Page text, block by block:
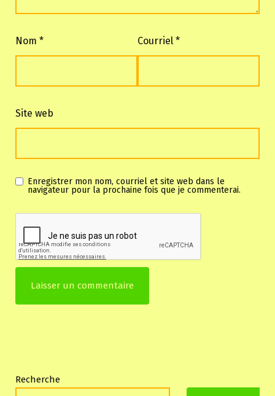
Nom * Courriel *
Site web
Enregistrer mon nom, courriel et site web dans le
navigateur pour la prochaine fois que je commenterai.
Recherche